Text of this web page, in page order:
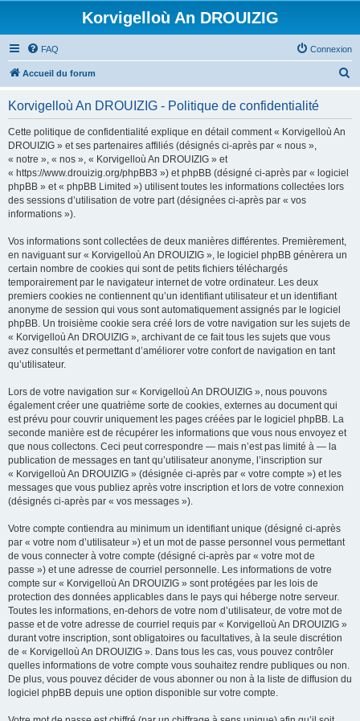
Korvigelloù An DROUIZIG
FAQ Connexion
Accueil du forum
Korvigelloù An DROUIZIG - Politique de confidentialité
Cette politique de confidentialité explique en détail comment « Korvigelloù An
DROUIZIG » et ses partenaires affiliés (désignés ci-après par « nous »,
« notre », « nos », « Korvigelloù An DROUIZIG » et
« https://www.drouizig.org/phpBB3 ») et phpBB (désigné ci-après par « logiciel
phpBB » et « phpBB Limited ») utilisent toutes les informations collectées lors
des sessions d’utilisation de votre part (désignées ci-après par « vos
informations »).
Vos informations sont collectées de deux manières différentes. Premièrement,
en naviguant sur « Korvigelloù An DROUIZIG », le logiciel phpBB génèrera un
certain nombre de cookies qui sont de petits fichiers téléchargés
temporairement par le navigateur internet de votre ordinateur. Les deux
premiers cookies ne contiennent qu’un identifiant utilisateur et un identifiant
anonyme de session qui vous sont automatiquement assignés par le logiciel
phpBB. Un troisième cookie sera créé lors de votre navigation sur les sujets de
« Korvigelloù An DROUIZIG », archivant de ce fait tous les sujets que vous
avez consultés et permettant d’améliorer votre confort de navigation en tant
qu’utilisateur.
Lors de votre navigation sur « Korvigelloù An DROUIZIG », nous pouvons
également créer une quatrième sorte de cookies, externes au document qui
est prévu pour couvrir uniquement les pages créées par le logiciel phpBB. La
seconde manière est de récupérer les informations que vous nous envoyez et
que nous collectons. Ceci peut correspondre — mais n’est pas limité à — la
publication de messages en tant qu’utilisateur anonyme, l’inscription sur
« Korvigelloù An DROUIZIG » (désignée ci-après par « votre compte ») et les
messages que vous publiez après votre inscription et lors de votre connexion
(désignés ci-après par « vos messages »).
Votre compte contiendra au minimum un identifiant unique (désigné ci-après
par « votre nom d’utilisateur ») et un mot de passe personnel vous permettant
de vous connecter à votre compte (désigné ci-après par « votre mot de
passe ») et une adresse de courriel personnelle. Les informations de votre
compte sur « Korvigelloù An DROUIZIG » sont protégées par les lois de
protection des données applicables dans le pays qui héberge notre serveur.
Toutes les informations, en-dehors de votre nom d’utilisateur, de votre mot de
passe et de votre adresse de courriel requis par « Korvigelloù An DROUIZIG »
durant votre inscription, sont obligatoires ou facultatives, à la seule discrétion
de « Korvigelloù An DROUIZIG ». Dans tous les cas, vous pouvez contrôler
quelles informations de votre compte vous souhaitez rendre publiques ou non.
De plus, vous pouvez décider de vous abonner ou non à la liste de diffusion du
logiciel phpBB depuis une option disponible sur votre compte.